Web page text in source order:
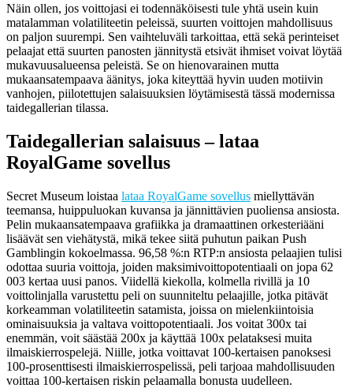
Näin ollen, jos voittojasi ei todennäköisesti tule yhtä usein kuin
matalamman volatiliteetin peleissä, suurten voittojen mahdollisuus
on paljon suurempi. Sen vaihteluväli tarkoittaa, että sekä perinteiset
pelaajat että suurten panosten jännitystä etsivät ihmiset voivat löytää
mukavuusalueensa peleistä. Se on hienovarainen mutta
mukaansatempaava äänitys, joka kiteyttää hyvin uuden motiivin
vanhojen, piilotettujen salaisuuksien löytämisestä tässä modernissa
taidegallerian tilassa.
Taidegallerian salaisuus – lataa
RoyalGame sovellus
Secret Museum loistaa lataa RoyalGame sovellus miellyttävän
teemansa, huippuluokan kuvansa ja jännittävien puoliensa ansiosta.
Pelin mukaansatempaava grafiikka ja dramaattinen orkesteriääni
lisäävät sen viehätystä, mikä tekee siitä puhutun paikan Push
Gamblingin kokoelmassa. 96,58 %:n RTP:n ansiosta pelaajien tulisi
odottaa suuria voittoja, joiden maksimivoittopotentiaali on jopa 62
003 kertaa uusi panos. Viidellä kiekolla, kolmella rivillä ja 10
voittolinjalla varustettu peli on suunniteltu pelaajille, jotka pitävät
korkeamman volatiliteetin satamista, joissa on mielenkiintoisia
ominaisuuksia ja valtava voittopotentiaali. Jos voitat 300x tai
enemmän, voit säästää 200x ja käyttää 100x pelataksesi muita
ilmaiskierrospelejä. Niille, jotka voittavat 100-kertaisen panoksesi
100-prosenttisesti ilmaiskierrospelissä, peli tarjoaa mahdollisuuden
voittaa 100-kertaisen riskin pelaamalla bonusta uudelleen.